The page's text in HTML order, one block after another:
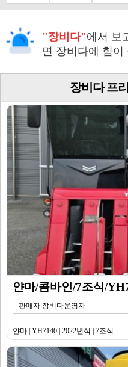
"장비다"에서 보
면 장비다에 힘이
장비다 프
얀마/콤바인/7조식/
판매자 장비다운영자
얀마 | YH7140 | 2022년식 | 7조식